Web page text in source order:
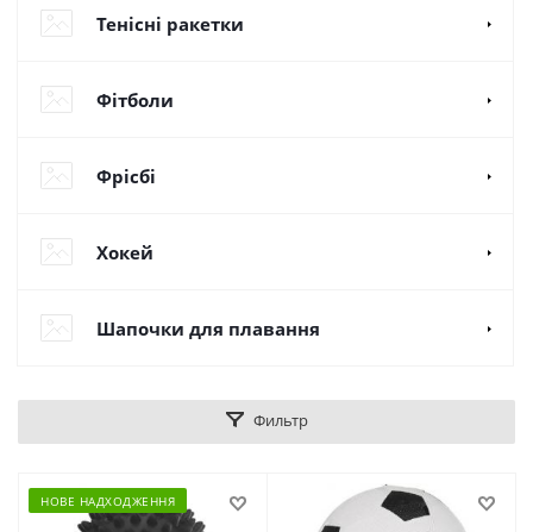
Тенісні ракетки
Фітболи
Фрісбі
Хокей
Шапочки для плавання
Фильтр
НОВЕ НАДХОДЖЕННЯ